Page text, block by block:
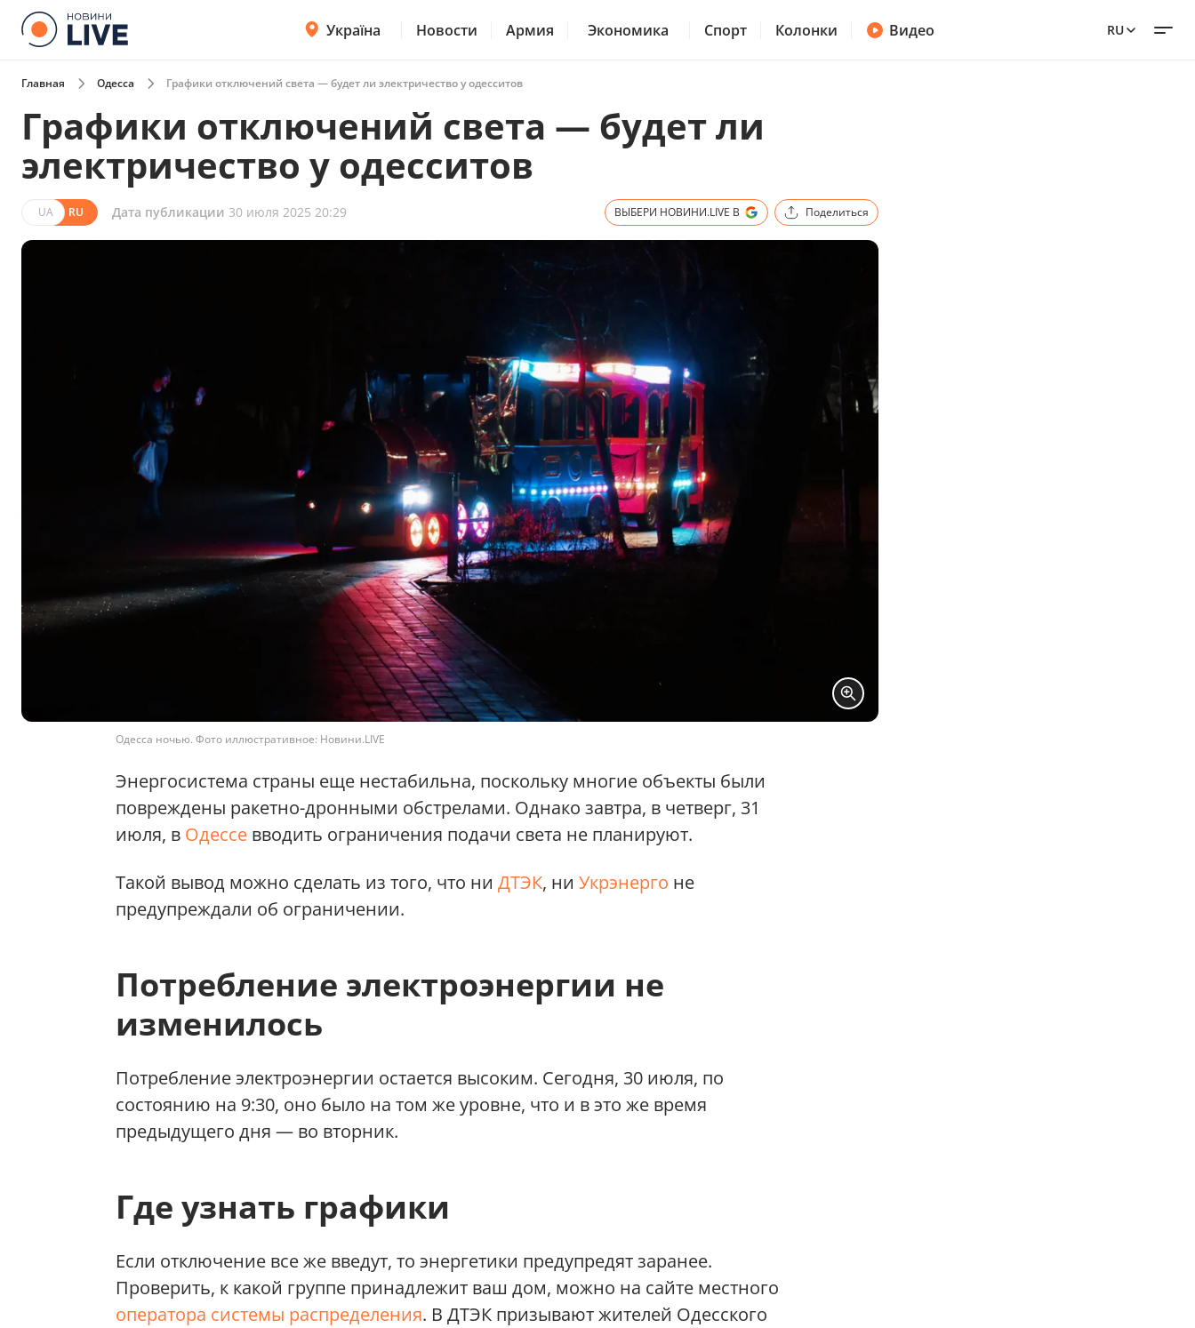
Україна Новости Армия Экономика Спорт Колонки Видео RU
Главная Одесса Графики отключений света — будет ли электричество у одесситов
Графики отключений света — будет ли
электричество у одесситов
UA RU Дата публикации 30 июля 2025 20:29 ВЫБЕРИ НОВИНИ.LIVE В Поделиться
Одесса ночью. Фото иллюстративное: Новини.LIVE
Энергосистема страны еще нестабильна, поскольку многие объекты были
повреждены ракетно-дронными обстрелами. Однако завтра, в четверг, 31
июля, в Одессе вводить ограничения подачи света не планируют.
Такой вывод можно сделать из того, что ни ДТЭК, ни Укрэнерго не
предупреждали об ограничении.
Потребление электроэнергии не
изменилось
Потребление электроэнергии остается высоким. Сегодня, 30 июля, по
состоянию на 9:30, оно было на том же уровне, что и в это же время
предыдущего дня — во вторник.
Где узнать графики
Если отключение все же введут, то энергетики предупредят заранее.
Проверить, к какой группе принадлежит ваш дом, можно на сайте местного
оператора системы распределения. В ДТЭК призывают жителей Одесского